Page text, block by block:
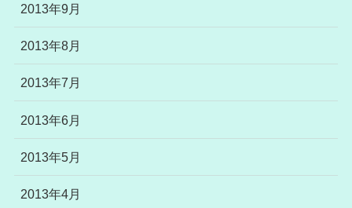
2013年9月
2013年8月
2013年7月
2013年6月
2013年5月
2013年4月